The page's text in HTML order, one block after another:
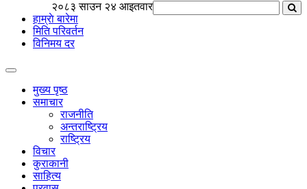
२०८३ साउन २४ आइतवार
हाम्राे बारेमा
मिति परिवर्तन
विनिमय दर
मुख्य पृष्ठ
समाचार
राजनीति
अन्तराष्ट्रिय
राष्ट्रिय
विचार
कुराकानी
साहित्य